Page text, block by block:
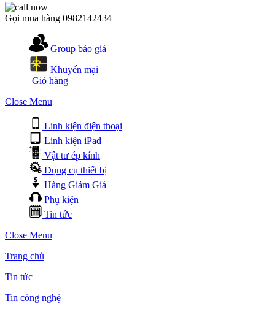
Gọi mua hàng 0982142434
Group báo giá
Khuyến mại
Giỏ hàng
Close Menu
Linh kiện điện thoại
Linh kiện iPad
Vật tư ép kính
Dụng cụ thiết bị
Hàng Giảm Giá
Phụ kiện
Tin tức
Close Menu
Trang chủ
Tin tức
Tin công nghệ